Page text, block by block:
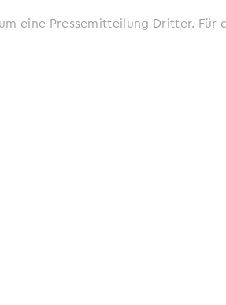
eine Pressemitteilung Dritter.